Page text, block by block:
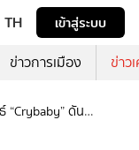
TH
เข้าสู่ระบบ
ข่าวการเมือง ข่าว
“Crybaby” ดัน